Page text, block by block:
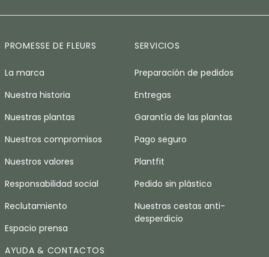
PROMESSE DE FLEURS
La marca
Nuestra historia
Nuestras plantas
Nuestros compromisos
Nuestros valores
Responsabilidad social
Reclutamiento
Espacio prensa
SERVICIOS
Preparación de pedidos
Entregas
Garantía de las plantas
Pago seguro
Plantfit
Pedido sin plástico
Nuestras cestas anti-
desperdicio
AYUDA & CONTACTOS